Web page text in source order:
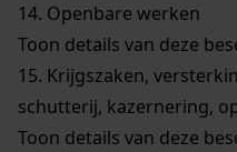
14. Openbare werken
Toon details van deze
15. Krijgszaken,
schutterij, kazernering,
Toon details van deze